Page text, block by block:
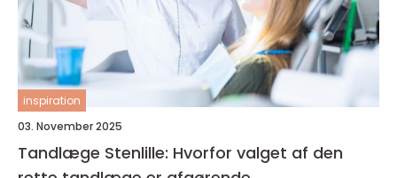
inspiration
03. November 2025
Tandlæge Stenlille: Hvorfor valget af den